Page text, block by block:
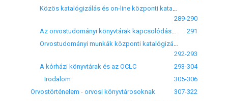
289-290
291
292-293
A kórházi könyvtárak és az OCLC
293-304
Irodalom
305-306
Orvostörténelem - orvosi könyvtárosoknak
307-322